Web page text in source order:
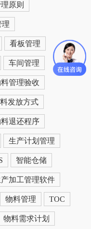
原则
理
看板管理
车间管理
管理验收
发放方式
退还程序
生产计划管理
智能仓储
加工管理软件
物料管理 TOC
物料需求计划